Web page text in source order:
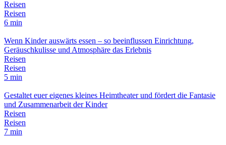
Reisen
Reisen
6 min
Wenn Kinder auswärts essen – so beeinflussen Einrichtung,
Geräuschkulisse und Atmosphäre das Erlebnis
Reisen
Reisen
5 min
Gestaltet euer eigenes kleines Heimtheater und fördert die Fantasie
und Zusammenarbeit der Kinder
Reisen
Reisen
7 min